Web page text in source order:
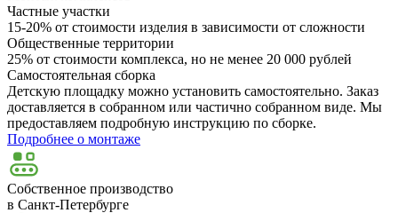
Частные участки
15-20% от стоимости изделия в зависимости от сложности
Общественные территории
25% от стоимости комплекса, но не менее 20 000 рублей
Самостоятельная сборка
Детскую площадку можно установить самостоятельно. Заказ
доставляется в собранном или частично собранном виде. Мы
предоставляем подробную инструкцию по сборке.
Подробнее о монтаже
Собственное производство
в Санкт-Петербурге